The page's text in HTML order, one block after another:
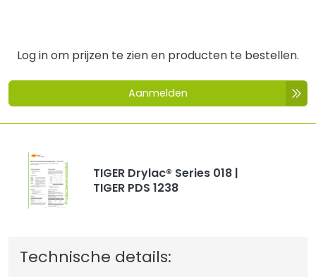
Log in om prijzen te zien en producten te bestellen.
Aanmelden
TIGER Drylac® Series 018 |
TIGER PDS 1238
Technische details: